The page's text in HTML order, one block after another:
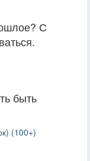
С
быть
(100+)